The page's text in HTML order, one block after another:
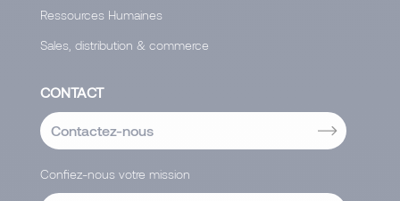
Ressources Humaines
Sales, distribution & commerce
CONTACT
Contactez-nous
Confiez-nous votre mission